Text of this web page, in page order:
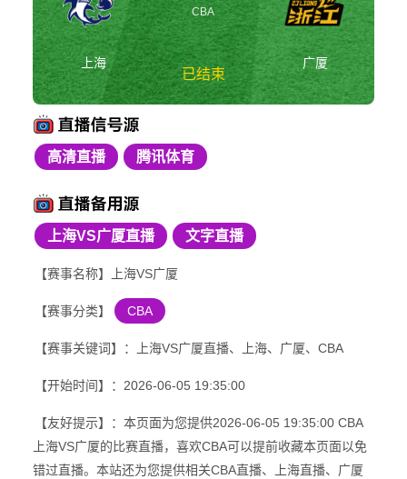
上海
19:35:00
CBA
已结束
广厦
高清直播 腾讯体育
上海VS广厦直播 文字直播
【赛事名称】上海VS广厦
【赛事分类】 CBA
【赛事关键词】：上海VS广厦直播、上海、广厦、CBA
【开始时间】：2026-06-05 19:35:00
【友好提示】：本页面为您提供2026-06-05 19:35:00 CBA
上海VS广厦的比赛直播，喜欢CBA可以提前收藏本页面以免
错过直播。本站还为您提供相关CBA直播、上海直播、广厦